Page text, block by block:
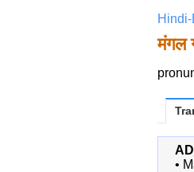
मंगल
•